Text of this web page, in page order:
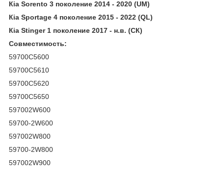
Кiа Sоrеntо 3 поколение 2014 - 2020 (UМ)
Кiа Sроrtаgе 4 поколение 2015 - 2022 (QL)
Кiа Stingеr 1 поколение 2017 - н.в. (СК)
Совместимость:
59700С5600
59700С5610
59700С5620
59700С5650
597002W600
59700-2W600
597002W800
59700-2W800
597002W900